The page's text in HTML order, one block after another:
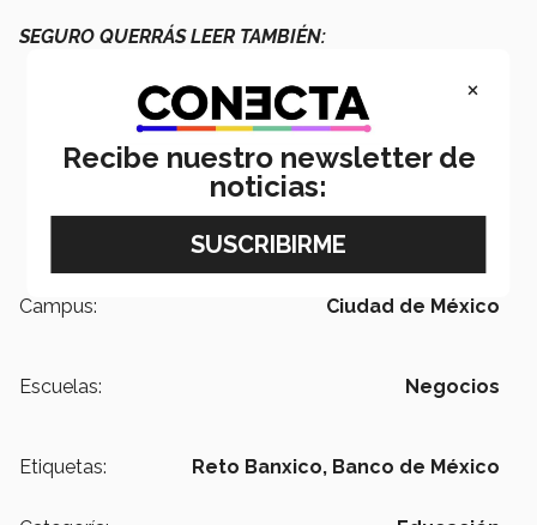
SEGURO QUERRÁS LEER TAMBIÉN:
Campus: Ciudad de México
Escuelas: Negocios
Etiquetas: Reto Banxico, Banco de México
×
Recibe nuestro newsletter de
noticias: